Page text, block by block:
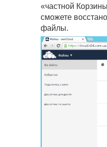
«частной
сможете
файлы.